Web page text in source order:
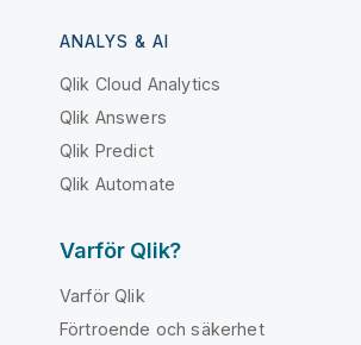
ANALYS & AI
Qlik Cloud Analytics
Qlik Answers
Qlik Predict
Qlik Automate
Varför Qlik?
Varför Qlik
Förtroende och säkerhet